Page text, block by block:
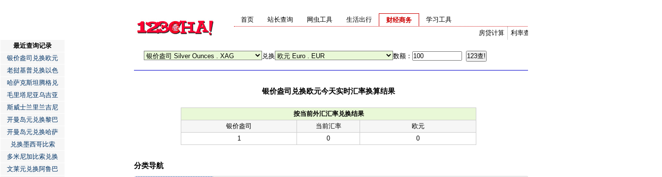
首页 站长查询 网虫工具 生活出行
财经商务
利率查询
房贷计算
学习工具
兑换 数额：
银价盎司兑换欧元今天实时汇率换算结果
按当前外汇汇率兑换结果
银价盎司
当前汇率
欧元
1
0 0
最近查询记录
银价盎司兑换欧元
老挝基普兑换以色
哈萨克斯坦腾格兑
毛里塔尼亚乌吉亚
斯威士兰里兰吉尼
开曼岛元兑换黎巴
开曼岛元兑换哈萨
兑换墨西哥比索
多米尼加比索兑换
文莱元兑换阿鲁巴
分类导航